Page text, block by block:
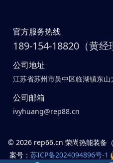
官方服务热线
189-154-18820（黄经
公司地址
江苏省苏州市吴中区临湖镇东
公司邮箱
ivyhuang@rep88.cn
© 2026 rep66.cn 荣尚热能装备
案号： 苏ICP备2024094896号-1